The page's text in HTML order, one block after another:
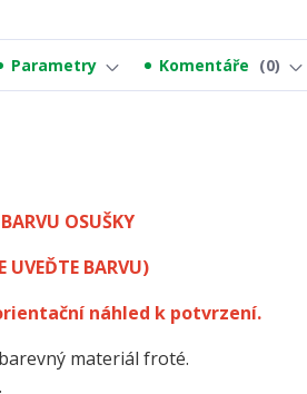
Parametry Komentáře 0
OSUŠKY
UVEĎTE BARVU)
náhled k potvrzení.
materiál froté.